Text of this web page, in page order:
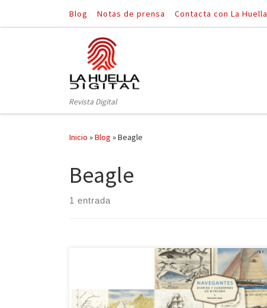
Saltar al contenido
Blog Notas de prensa Contacta con La Huella
Revista Digital
Inicio »Blog »Beagle
Beagle
1 entrada
«Un paseo visual por el descubrimiento del mundo» se
podría titular la obra que hoy reseñamos. Después de
mostrarnos los recorridos por diferentes lugares de